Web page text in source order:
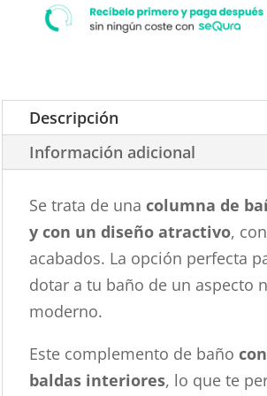
Descripción
Información adicional
Se trata de una columna de
y con un diseño atractivo,
acabados. La opción perfecta
dotar a tu baño de un aspecto
moderno.
Este complemento de baño
baldas interiores, lo que te